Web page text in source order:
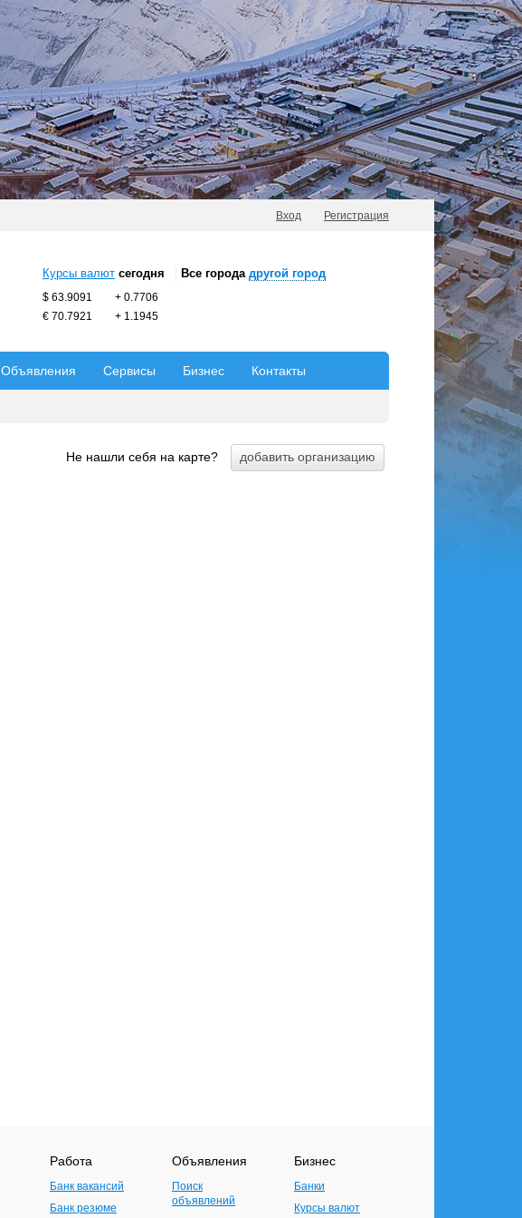
Вход Регистрация
Все города другой город
Курсы валют сегодня
$ 63.9091 + 0.7706
€ 70.7921
+ 1.1945
Объявления Сервисы Бизнес Контакты
Не нашли себя на карте?
Работа
Банк вакансий
Банк резюме
Объявления
Поиск
объявлений
Бизнес
Банки
Курсы валют